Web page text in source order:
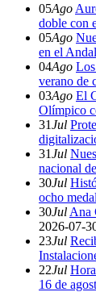
05Ago
doble con
05Ago
en el
04Ago
verano de
03Ago El
Olímpico
31Jul
31Jul
nacional
30Jul
ocho
30Jul Ana
2026-07-
23Jul
22Jul
16 de